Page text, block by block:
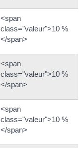
<span
class="valeur">10 %
</span>
<span
class="valeur">10 %
</span>
<span
class="valeur">10 %
</span>